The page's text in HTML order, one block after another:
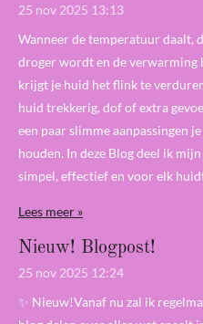
25 nov 2025 13:13
Wanneer de temperatuur daalt,
droger wordt en de verwarming
krijgt je huid het flink te
huid trekkerig, dof of extra
een paar slimme aanpassingen
houden. In deze Blog deel ik
simpel, effectief en voor elk
Lees meer »
Nieuw! Blogpost!
25 nov 2025 12:24
✨ Nieuw!Vanaf nu zal ik